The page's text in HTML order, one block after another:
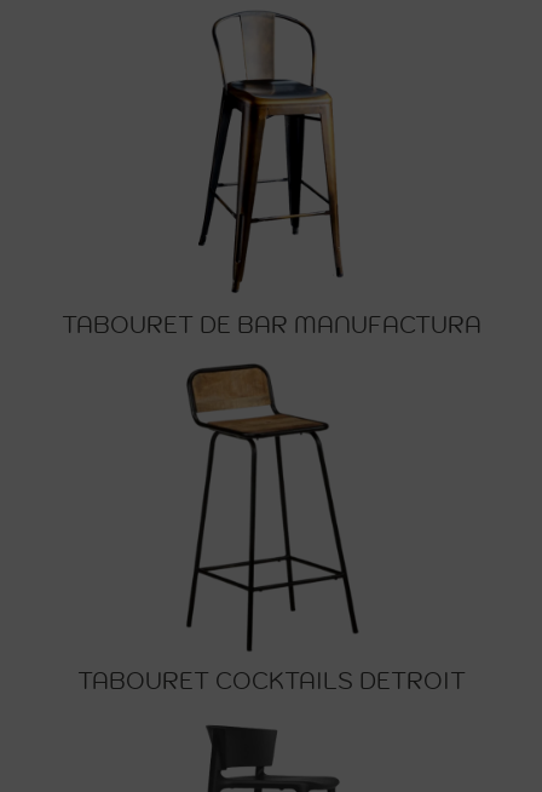
TABOURET DE BAR MANUFACTURA
TABOURET COCKTAILS DETROIT